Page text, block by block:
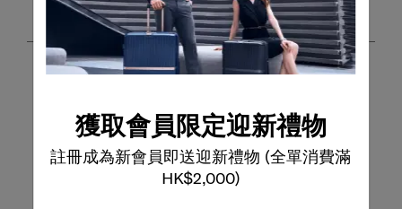
獲取會員限定迎新禮物
註冊成為新會員即送迎新禮物 (全單消費滿
HK$2,000)